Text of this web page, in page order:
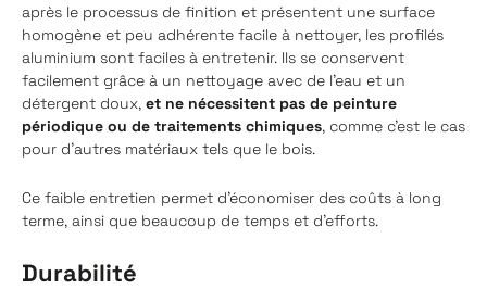
après le processus de finition et présentent une surface
homogène et peu adhérente facile à nettoyer, les profilés
aluminium sont faciles à entretenir. Ils se conservent
facilement grâce à un nettoyage avec de l'eau et un
détergent doux, et ne nécessitent pas de peinture
périodique ou de traitements chimiques, comme c'est le cas
pour d'autres matériaux tels que le bois.
Ce faible entretien permet d'économiser des coûts à long
terme, ainsi que beaucoup de temps et d'efforts.
Durabilité